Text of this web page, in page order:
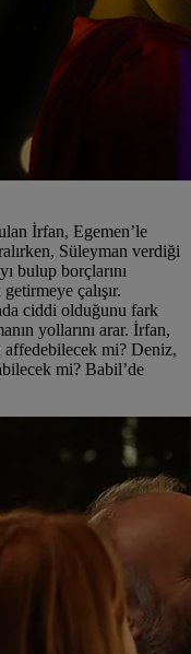
İrfan, Egemen’le
Süleyman verdiği
bulup borçlarını
çalışır.
ciddi olduğunu fark
yollarını arar. İrfan,
affedebilecek mi? Deniz,
mi? Babil’de